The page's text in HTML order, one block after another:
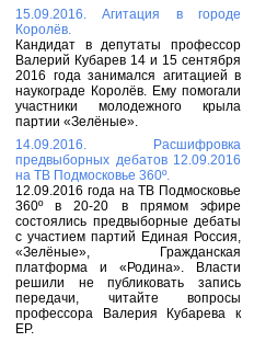
15.09.2016. Агитация в городе
Королёв.
Кандидат в депутаты профессор
Валерий Кубарев 14 и 15 сентября
2016 года занимался агитацией в
наукограде Королёв. Ему помогали
участники молодежного крыла
партии «Зелёные».
14.09.2016. Расшифровка
предвыборных дебатов 12.09.2016
на ТВ Подмосковье 360º.
12.09.2016 года на ТВ Подмосковье
360º в 20-20 в прямом эфире
состоялись предвыборные дебаты
с участием партий Единая Россия,
«Зелёные», Гражданская
платформа и «Родина». Власти
решили не публиковать запись
передачи, читайте вопросы
профессора Валерия Кубарева к
ЕР.